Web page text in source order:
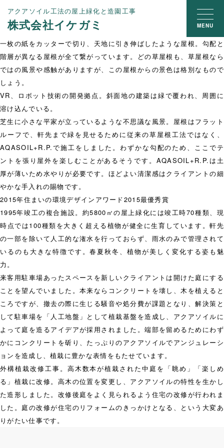
アクアソイル工法の屋上緑化と造園工事
株式会社イケガミ MENU
一枚の紙をカッターで切り、天地に引き伸ばしたような屋根。勾配と
階層が異なる屋根が全て繋がっています。どの草屋根も、草屋根なら
ではの風景や感触がありますが、この屋根からの景色は格別なもので
しょう。
VR、ロボット技術の開発拠点。斜面地の建築は緑で覆われ、周囲に
溶け込んでいる。
芝生に小さな平家が立っているような不思議な風景。屋根はフラット
ルーフで、軒先まで緑を見せるために従来の草屋根工法ではなく、
AQASOIL+R.P.で施工をしました。わずかな勾配のため、ここでテ
ントを張り屋外を楽しむことがあるそうです。AQASOIL+R.P.は土
厚が薄いため水やりが必要です。ほどよい清潔感はクライアントの細
やかな手入れの賜物です。
2015年住まいの環境デザインアワード2015最優秀賞
1995年竣工の複合施設。約5800㎡の屋上緑化には竣工時70種類、現
時点では100種類を大きく超える植物が健全に生育しています。軒先
の一部を除いて人工的な潅水を行っておらず、雨水のみで管理されて
いるのも大きな特徴です。春夏秋冬、植物が美しく変化する姿も魅
力。
来客用駐車場あったスペースを新しいクライアントは開けた庭にする
ことを望んでいました。本来ならコンクリートを壊し、木を植えると
ころですが、撤去の際に生じる騒音や処分費が課題となり、解決策と
して駐車場を「人工地盤」として植栽基盤を造成し、アクアソイルに
よって庭を造るアイデアが採用されました。端部を留めるためにわず
かにコンクリートを斫り、たっぷりのアクアソイルでアンジュレーシ
ョンを造成し、植栽に豊かな表情をもたせています。
外構植栽改修工事。高木数本が植栽された中庭を「眺め」「楽しめ
る」植栽に改修。高木の位置を変更し、アクアソイルの特性を生かし
た造形しました。改修後庭をよく見られるよう住宅の改修が行われま
した。庭の改修が住宅のリフォームのきっかけとなる、という大変あ
りがたい仕事です。